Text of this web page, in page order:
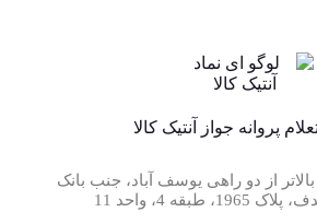
از دو راهی یوسف آباد، جنب بانک
4، واحد 11